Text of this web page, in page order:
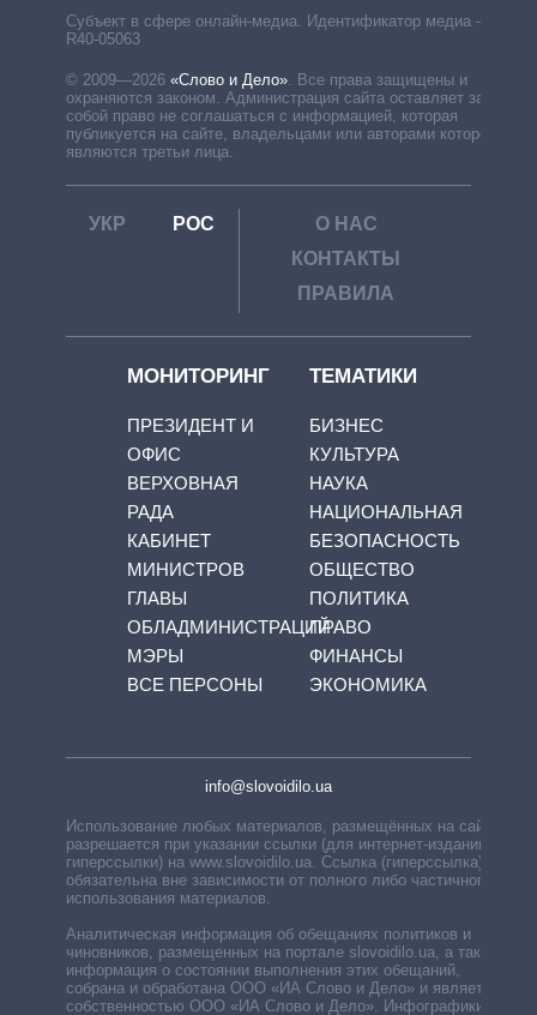
Субъект в сфере онлайн-медиа. Идентификатор медиа –
R40-05063
© 2009—2026 «Слово и Дело». Все права защищены и
охраняются законом. Администрация сайта оставляет за
собой право не соглашаться с информацией, которая
публикуется на сайте, владельцами или авторами которой
являются третьи лица.
УКР РОС
О НАС
КОНТАКТЫ
ПРАВИЛА
МОНИТОРИНГ
ПРЕЗИДЕНТ И
ОФИС
ВЕРХОВНАЯ
РАДА
КАБИНЕТ
МИНИСТРОВ
ГЛАВЫ
ОБЛАДМИНИСТРАЦИЙ
МЭРЫ
ВСЕ ПЕРСОНЫ
ТЕМАТИКИ
БИЗНЕС
КУЛЬТУРА
НАУКА
НАЦИОНАЛЬНАЯ
БЕЗОПАСНОСТЬ
ОБЩЕСТВО
ПОЛИТИКА
ПРАВО
ФИНАНСЫ
ЭКОНОМИКА
info@slovoidilo.ua
Использование любых материалов, размещённых на сайте,
разрешается при указании ссылки (для интернет-изданий —
гиперссылки) на www.slovoidilo.ua. Ссылка (гиперссылка)
обязательна вне зависимости от полного либо частичного
использования материалов.
Аналитическая информация об обещаниях политиков и
чиновников, размещенных на портале slovoidilo.ua, а также
информация о состоянии выполнения этих обещаний,
собрана и обработана ООО «ИА Слово и Дело» и является
собственностью ООО «ИА Слово и Дело». Инфографики,